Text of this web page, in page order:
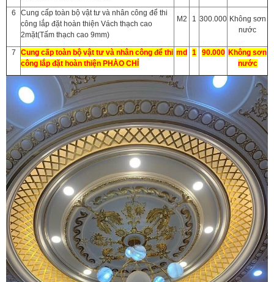
6
Cung cấp toàn bộ vật tư và nhân công để thi
công lắp đặt hoàn thiện Vách thạch cao
2mặt(Tấm thạch cao 9mm)
M2 1 300.000 Không sơn
nước
7
Cung cấp toàn bộ vật tư và nhân công để thi
công lắp đặt hoàn thiện PHÀO CHỈ
md 1 90.000 Không sơn
nước